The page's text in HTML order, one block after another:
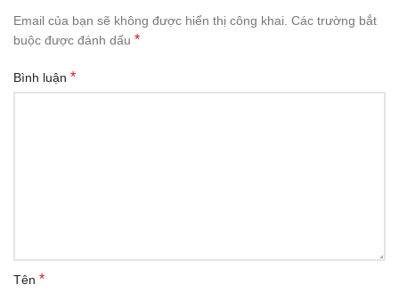
Email của bạn sẽ không được hiển thị công khai. Các trường bắt
buộc được đánh dấu *
Bình luận *
Tên *